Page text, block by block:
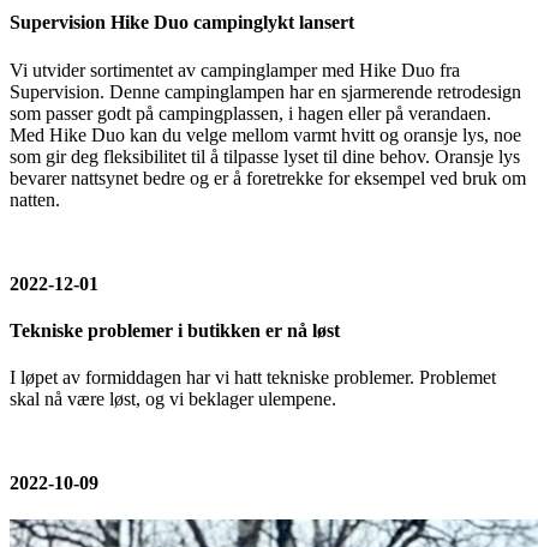
Supervision Hike Duo campinglykt lansert
Vi utvider sortimentet av campinglamper med Hike Duo fra
Supervision. Denne campinglampen har en sjarmerende retrodesign
som passer godt på campingplassen, i hagen eller på verandaen.
Med Hike Duo kan du velge mellom varmt hvitt og oransje lys, noe
som gir deg fleksibilitet til å tilpasse lyset til dine behov. Oransje lys
bevarer nattsynet bedre og er å foretrekke for eksempel ved bruk om
natten.
2022-12-01
Tekniske problemer i butikken er nå løst
I løpet av formiddagen har vi hatt tekniske problemer. Problemet
skal nå være løst, og vi beklager ulempene.
2022-10-09